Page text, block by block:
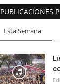
PUBLICACIONES
Esta Semana